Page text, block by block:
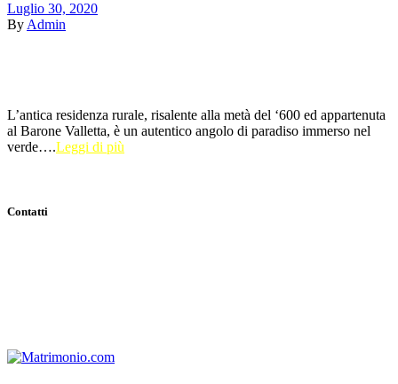
Luglio 30, 2020
By Admin
L’antica residenza rurale, risalente alla metà del ‘600 ed appartenuta
al Barone Valletta, è un autentico angolo di paradiso immerso nel
verde….Leggi di più
Contatti